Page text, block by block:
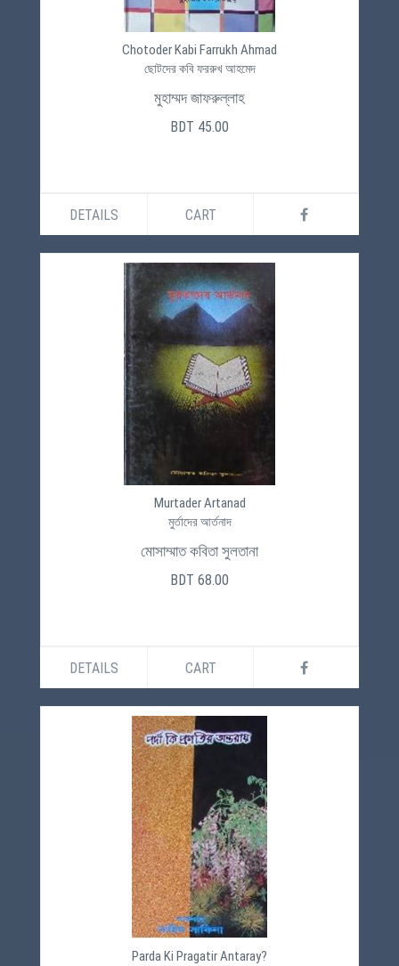
Chotoder Kabi Farrukh Ahmad
ছোটদের কবি ফররুখ আহমেদ
মুহাম্মদ জাফরুল্লাহ
BDT 45.00
DETAILS CART
Murtader Artanad
মুর্তাদের আর্তনাদ
মোসাম্মাত কবিতা সুলতানা
BDT 68.00
DETAILS CART
Parda Ki Pragatir Antaray?